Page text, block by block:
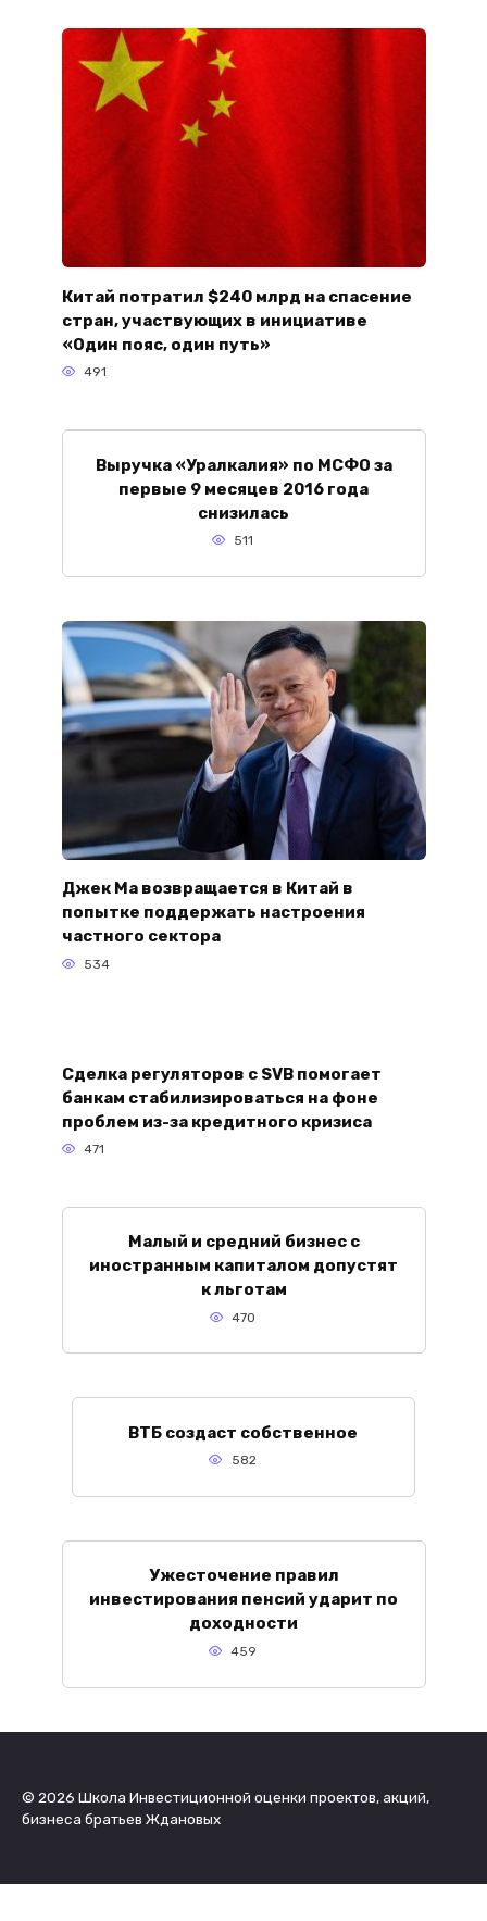
Китай потратил $240 млрд на спасение
стран, участвующих в инициативе
«Один пояс, один путь»
491
Выручка «Уралкалия» по МСФО за
первые 9 месяцев 2016 года
снизилась
511
Джек Ма возвращается в Китай в
попытке поддержать настроения
частного сектора
534
Сделка регуляторов с SVB помогает
банкам стабилизироваться на фоне
проблем из-за кредитного кризиса
471
Малый и средний бизнес с
иностранным капиталом допустят
к льготам
470
ВТБ создаст собственное
582
Ужесточение правил
инвестирования пенсий ударит по
доходности
459
© 2026 Школа Инвестиционной оценки проектов, акций,
бизнеса братьев Ждановых